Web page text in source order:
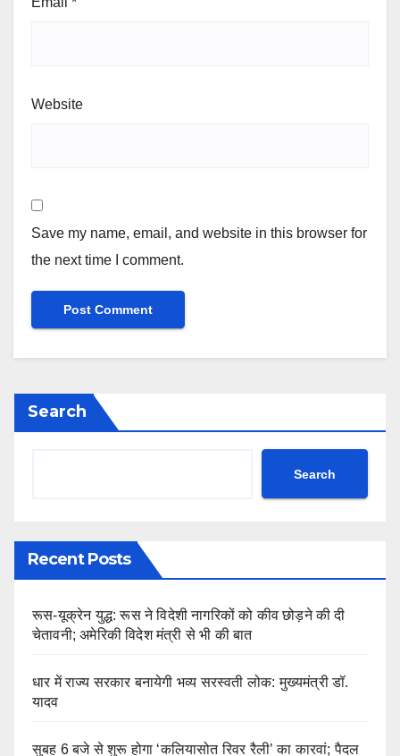
Website
Save my name, email, and website in this browser for
the next time I comment.
Search
Search
Recent Posts
रूस-यूक्रेन युद्ध: रूस ने विदेशी नागरिकों को कीव छोड़ने की दी
चेतावनी; अमेरिकी विदेश मंत्री से भी की बात
धार में राज्य सरकार बनायेगी भव्य सरस्वती लोक: मुख्यमंत्री डॉ.
यादव
सुबह 6 बजे से शुरू होगा ‘कलियासोत रिवर रैली’ का कारवां; पैदल